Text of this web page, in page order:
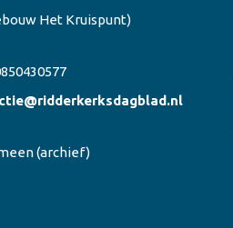
Het Kruispunt)
(archief)